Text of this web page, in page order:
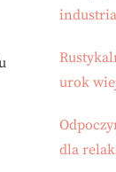
urok
dla